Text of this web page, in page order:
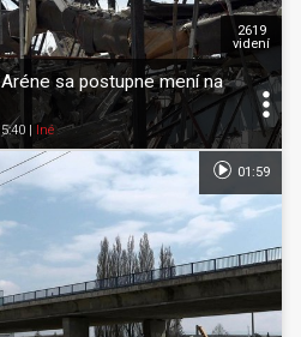
sa postupne mení na
Iné
2619
videní
01:59